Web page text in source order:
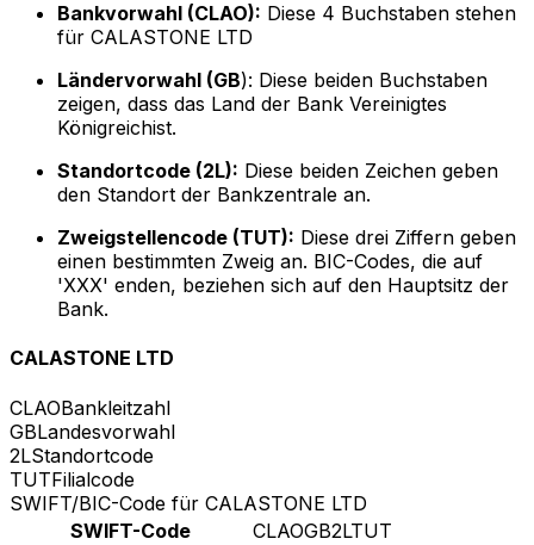
Bankvorwahl (CLAO): Diese 4 Buchstaben stehen
für CALASTONE LTD
Ländervorwahl (GB): Diese beiden Buchstaben
zeigen, dass das Land der Bank Vereinigtes
Königreichist.
Standortcode (2L): Diese beiden Zeichen geben
den Standort der Bankzentrale an.
Zweigstellencode (TUT): Diese drei Ziffern geben
einen bestimmten Zweig an. BIC-Codes, die auf
'XXX' enden, beziehen sich auf den Hauptsitz der
Bank.
CALASTONE LTD
CLAOBankleitzahl
GBLandesvorwahl
2LStandortcode
TUTFilialcode
SWIFT/BIC-Code für CALASTONE LTD
SWIFT-Code
CLAOGB2LTUT